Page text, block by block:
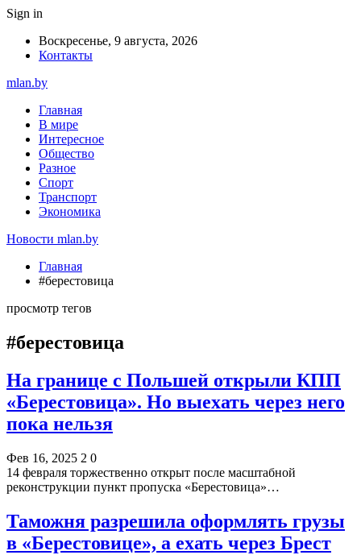
Sign in
Воскресенье, 9 августа, 2026
Контакты
mlan.by
Главная
В мире
Интересное
Общество
Разное
Спорт
Транспорт
Экономика
Новости mlan.by
Главная
#берестовица
просмотр тегов
#берестовица
На границе с Польшей открыли КПП
«Берестовица». Но выехать через него
пока нельзя
Фев 16, 2025 2 0
14 февраля торжественно открыт после масштабной
реконструкции пункт пропуска «Берестовица»…
Таможня разрешила оформлять грузы
в «Берестовице», а ехать через Брест